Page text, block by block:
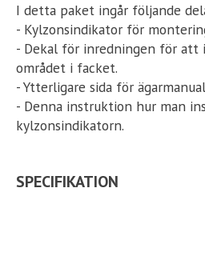
I detta paket ingår följande
- Kylzonsindikator för
- Dekal för inredningen för att
området i facket.
- Ytterligare sida för
- Denna instruktion hur man
kylzonsindikatorn.
SPECIFIKATION